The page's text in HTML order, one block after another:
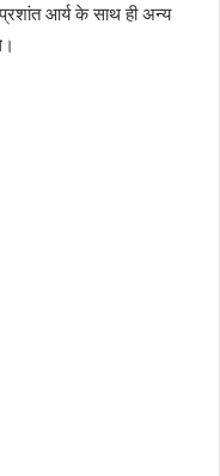
आर्य के साथ ही अन्य